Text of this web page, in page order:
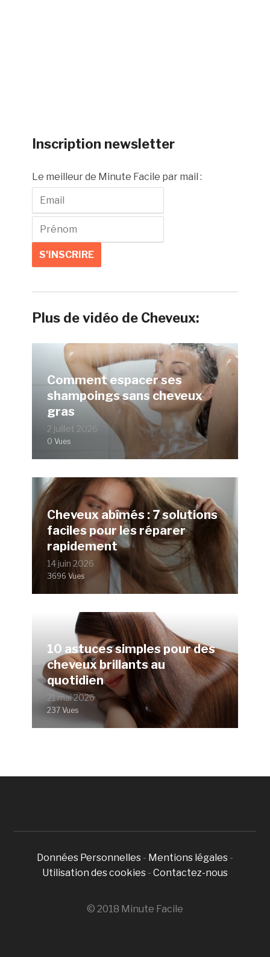
Inscription newsletter
Le meilleur de Minute Facile par mail :
Plus de vidéo de Cheveux:
Comment espacer ses
shampoings sans cheveux
gras
2 juillet 2026
0 Vues
Cheveux abîmés : 7 solutions
faciles pour les réparer
rapidement
14 juin 2026
3696 Vues
10 astuces simples pour des
cheveux brillants au
quotidien
21 mai 2026
237 Vues
Données Personnelles - Mentions légales -
Utilisation des cookies - Contactez-nous
© 2018 Minute Facile